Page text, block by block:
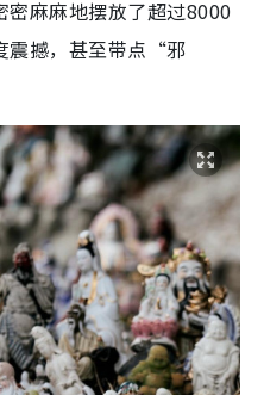
密麻麻地摆放了超过8000
震撼，甚至带点“邪